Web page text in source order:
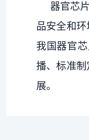
器官芯
品安全和
我国器官
播、标准
展。